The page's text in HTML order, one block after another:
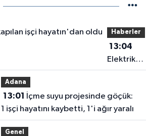
Haberler
13:04
Elektrik
akımına
oldu
Adana
13:01
1 işçi hayatını kaybetti, 1'i ağır yaralı
Genel